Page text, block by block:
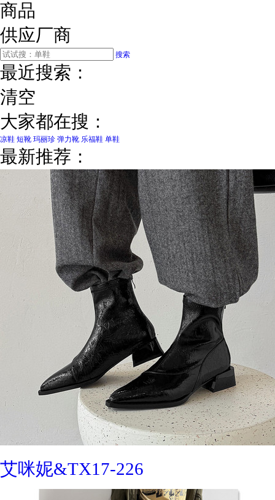
商品
供应厂商
搜索
最近搜索：
清空
大家都在搜：
凉鞋 短靴 玛丽珍 弹力靴 乐福鞋 单鞋
最新推荐：
艾咪妮&TX17-226